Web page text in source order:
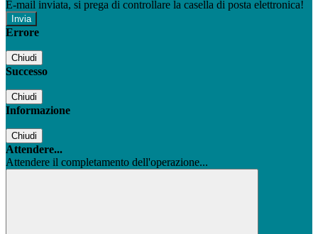
E-mail inviata, si prega di controllare la casella di posta elettronica!
Errore
Chiudi
Successo
Chiudi
Informazione
Chiudi
Attendere...
Attendere il completamento dell'operazione...